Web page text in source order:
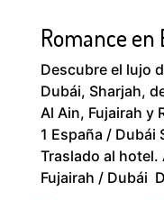
Romance en
Descubre el lujo
Dubái, Sharjah,
Al Ain, Fujairah y
1 España / Dubái
Traslado al
Fujairah / Dubái